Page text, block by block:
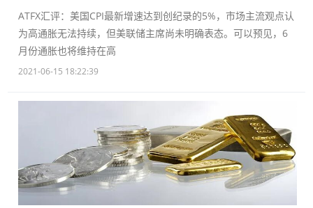
ATFX汇评：美国CPI最新增速达到创纪录的5%，市场主流观点认
为高通胀无法持续，但美联储主席尚未明确表态。可以预见，6
月份通胀也将维持在高
2021-06-15 18:22:39